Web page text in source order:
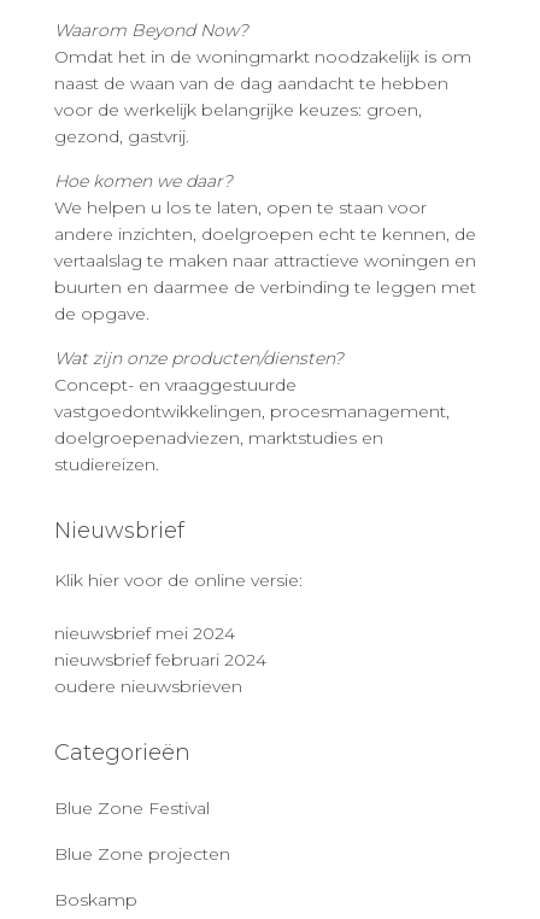
Waarom Beyond Now?
Omdat het in de woningmarkt noodzakelijk is om
naast de waan van de dag aandacht te hebben
voor de werkelijk belangrijke keuzes: groen,
gezond, gastvrij.
Hoe komen we daar?
We helpen u los te laten, open te staan voor
andere inzichten, doelgroepen echt te kennen, de
vertaalslag te maken naar attractieve woningen en
buurten en daarmee de verbinding te leggen met
de opgave.
Wat zijn onze producten/diensten?
Concept- en vraaggestuurde
vastgoedontwikkelingen, procesmanagement,
doelgroepenadviezen, marktstudies en
studiereizen.
Nieuwsbrief
Klik hier voor de online versie:
nieuwsbrief mei 2024
nieuwsbrief februari 2024
oudere nieuwsbrieven
Categorieën
Blue Zone Festival
Blue Zone projecten
Boskamp